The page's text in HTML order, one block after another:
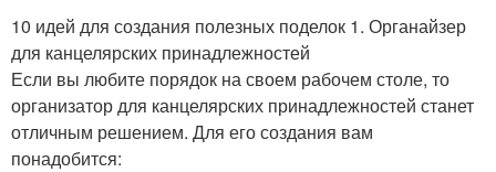
10 идей для создания полезных поделок 1. Органайзер
для канцелярских принадлежностей
Если вы любите порядок на своем рабочем столе, то
организатор для канцелярских принадлежностей станет
отличным решением. Для его создания вам
понадобится: